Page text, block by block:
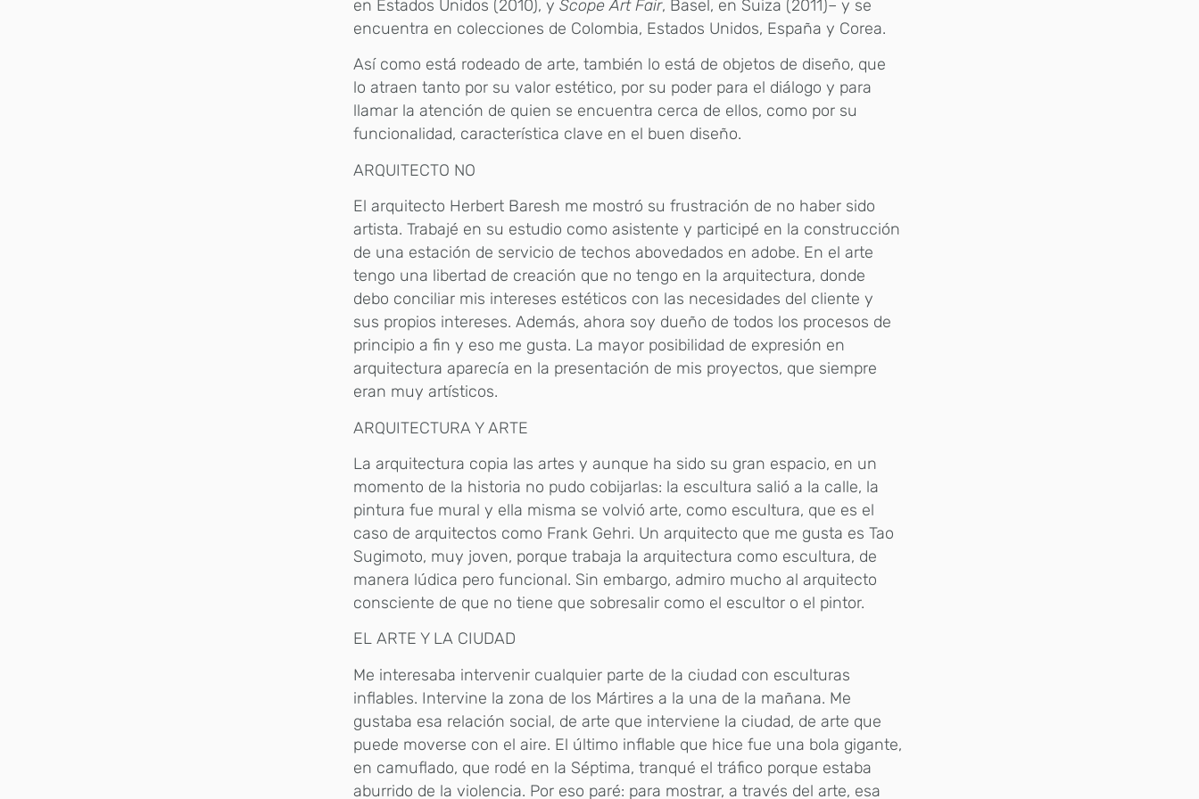
en Estados Unidos (2010), yScope Art Fair, Basel, en Suiza (2011)– y se
encuentra en colecciones de Colombia, Estados Unidos, España y Corea.
Así como está rodeado de arte, también lo está de objetos de diseño, que
lo atraen tanto por su valor estético, por su poder para el diálogo y para
llamar la atención de quien se encuentra cerca de ellos, como por su
funcionalidad, característica clave en el buen diseño.
ARQUITECTO NO
El arquitecto Herbert Baresh me mostró su frustración de no haber sido
artista. Trabajé en su estudio como asistente y participé en la construcción
de una estación de servicio de techos abovedados en adobe. En el arte
tengo una libertad de creación que no tengo en la arquitectura, donde
debo conciliar mis intereses estéticos con las necesidades del cliente y
sus propios intereses. Además, ahora soy dueño de todos los procesos de
principio a fin y eso me gusta. La mayor posibilidad de expresión en
arquitectura aparecía en la presentación de mis proyectos, que siempre
eran muy artísticos.
ARQUITECTURA Y ARTE
La arquitectura copia las artes y aunque ha sido su gran espacio, en un
momento de la historia no pudo cobijarlas: la escultura salió a la calle, la
pintura fue mural y ella misma se volvió arte, como escultura, que es el
caso de arquitectos como Frank Gehri. Un arquitecto que me gusta es Tao
Sugimoto, muy joven, porque trabaja la arquitectura como escultura, de
manera lúdica pero funcional. Sin embargo, admiro mucho al arquitecto
consciente de que no tiene que sobresalir como el escultor o el pintor.
EL ARTE Y LA CIUDAD
Me interesaba intervenir cualquier parte de la ciudad con esculturas
inflables. Intervine la zona de los Mártires a la una de la mañana. Me
gustaba esa relación social, de arte que interviene la ciudad, de arte que
puede moverse con el aire. El último inflable que hice fue una bola gigante,
en camuflado, que rodé en la Séptima, tranqué el tráfico porque estaba
aburrido de la violencia. Por eso paré: para mostrar, a través del arte, esa